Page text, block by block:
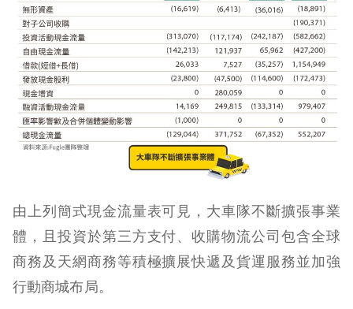
由上列簡式現金流量表可見，大車隊不斷擴張事業
體，且投資於第三方支付、收購物流公司包含全球
商務及天網商務等積極擴展快遞及貨運服務並加強
行動商城布局。